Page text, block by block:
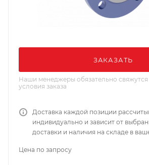
ЗАКАЗАТЬ
Наши менеджеры обязательно свяжутся
условия заказа
Доставка каждой позиции
индивидуально и зависит от
доставки и наличия на складе в
Цена по запросу